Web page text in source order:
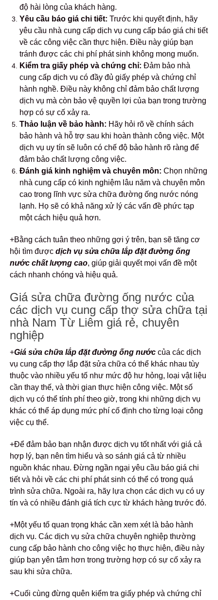
độ hài lòng của khách hàng.
Yêu cầu báo giá chi tiết: Trước khi quyết định, hãy
yêu cầu nhà cung cấp dịch vụ cung cấp báo giá chi tiết
về các công việc cần thực hiện. Điều này giúp bạn
tránh được các chi phí phát sinh không mong muốn.
Kiểm tra giấy phép và chứng chỉ: Đảm bảo nhà
cung cấp dịch vụ có đầy đủ giấy phép và chứng chỉ
hành nghề. Điều này không chỉ đảm bảo chất lượng
dịch vụ mà còn bảo vệ quyền lợi của bạn trong trường
hợp có sự cố xảy ra.
Thảo luận về bảo hành: Hãy hỏi rõ về chính sách
bảo hành và hỗ trợ sau khi hoàn thành công việc. Một
dịch vụ uy tín sẽ luôn có chế độ bảo hành rõ ràng để
đảm bảo chất lượng công việc.
Đánh giá kinh nghiệm và chuyên môn: Chọn những
nhà cung cấp có kinh nghiệm lâu năm và chuyên môn
cao trong lĩnh vực sửa chữa đường ống nước nóng
lạnh. Họ sẽ có khả năng xử lý các vấn đề phức tạp
một cách hiệu quả hơn.
+Bằng cách tuân theo những gợi ý trên, bạn sẽ tăng cơ
hội tìm được dịch vụ sửa chữa lắp đặt đường ống
nước chất lượng cao, giúp giải quyết mọi vấn đề một
cách nhanh chóng và hiệu quả.
Giá sửa chữa đường ống nước của
các dịch vụ cung cấp thợ sửa chữa tại
nhà Nam Từ Liêm giá rẻ, chuyên
nghiệp
+Giá sửa chữa lắp đặt đường ống nước của các dịch
vụ cung cấp thợ lắp đặt sửa chữa có thể khác nhau tùy
thuộc vào nhiều yếu tố như mức độ hư hỏng, loại vật liệu
cần thay thế, và thời gian thực hiện công việc. Một số
dịch vụ có thể tính phí theo giờ, trong khi những dịch vụ
khác có thể áp dụng mức phí cố định cho từng loại công
việc cụ thể.
+Để đảm bảo bạn nhận được dịch vụ tốt nhất với giá cả
hợp lý, bạn nên tìm hiểu và so sánh giá cả từ nhiều
nguồn khác nhau. Đừng ngần ngại yêu cầu báo giá chi
tiết và hỏi về các chi phí phát sinh có thể có trong quá
trình sửa chữa. Ngoài ra, hãy lựa chọn các dịch vụ có uy
tín và có nhiều đánh giá tích cực từ khách hàng trước đó.
+Một yếu tố quan trọng khác cần xem xét là bảo hành
dịch vụ. Các dịch vụ sửa chữa chuyên nghiệp thường
cung cấp bảo hành cho công việc họ thực hiện, điều này
giúp bạn yên tâm hơn trong trường hợp có sự cố xảy ra
sau khi sửa chữa.
+Cuối cùng đừng quên kiểm tra giấy phép và chứng chỉ